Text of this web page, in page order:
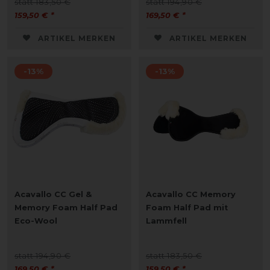
statt 183,50 €
159,50 € *
ARTIKEL MERKEN
statt 194,90 €
169,50 € *
ARTIKEL MERKEN
-13%
Acavallo CC Gel &
Memory Foam Half Pad
Eco-Wool
statt 194,90 €
-13%
Acavallo CC Memory
Foam Half Pad mit
Lammfell
statt 183,50 €